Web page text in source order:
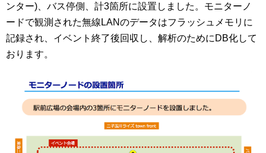
ンター)、バス停側、計3箇所に設置しました。モニターノ
ードで観測された無線LANのデータはフラッシュメモリに
記録され、イベント終了後回収し、解析のためにDB化して
おります。